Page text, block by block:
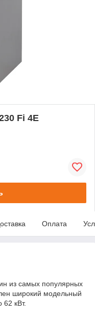
Fi 4E
Оплата
из самых популярных
широкий модельный
кВт.